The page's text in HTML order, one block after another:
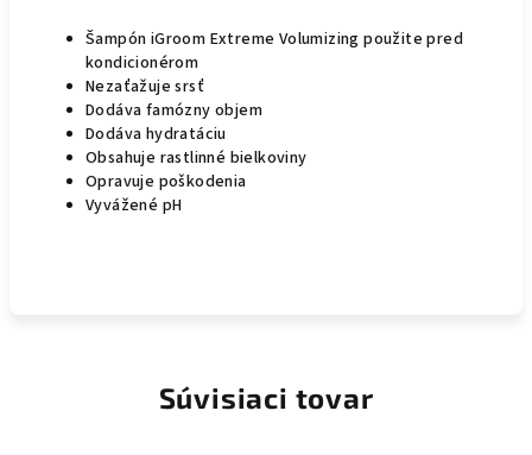
Šampón iGroom Extreme Volumizing použite pred
kondicionérom
Nezaťažuje srsť
Dodáva famózny objem
Dodáva hydratáciu
Obsahuje rastlinné bielkoviny
Opravuje poškodenia
Vyvážené pH
Súvisiaci tovar